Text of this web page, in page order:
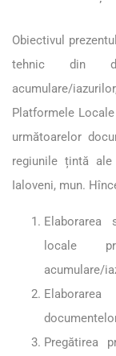
Obiectivul
tehnic din
acumulare/
Platformele
următoarelor
regiunile țintă
Ialoveni, mun.
Elaborarea
locale
acumulare/
Pregătirea